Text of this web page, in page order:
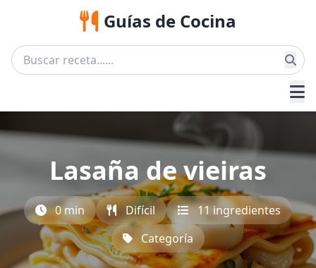
Guías de Cocina
Lasaña de vieiras
0 min Difícil
11 ingredientes
Categoría